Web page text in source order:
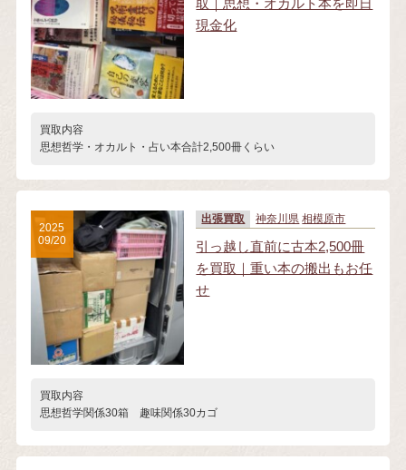
現金化
買取内容
思想哲学・オカルト・占い本合計2,500冊くらい
出張買取 神奈川県 相模原市
引っ越し直前に古本2,500冊
を買取｜重い本の搬出もお任
せ
買取内容
思想哲学関係30箱 趣味関係30カゴ
2025
09/20